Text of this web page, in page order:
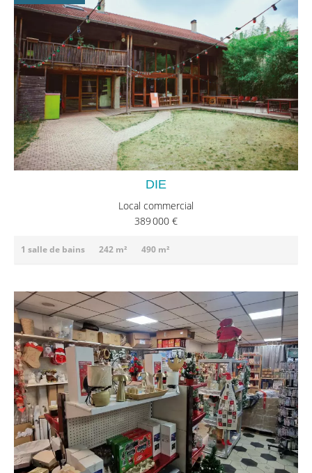
DIE
Local commercial
389 000 €
1 salle de bains 242 m² 490 m²